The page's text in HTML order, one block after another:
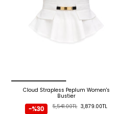
Cloud Strapless Peplum Women's
Bustier
3,879.00TL
5,541.00TL
-%30